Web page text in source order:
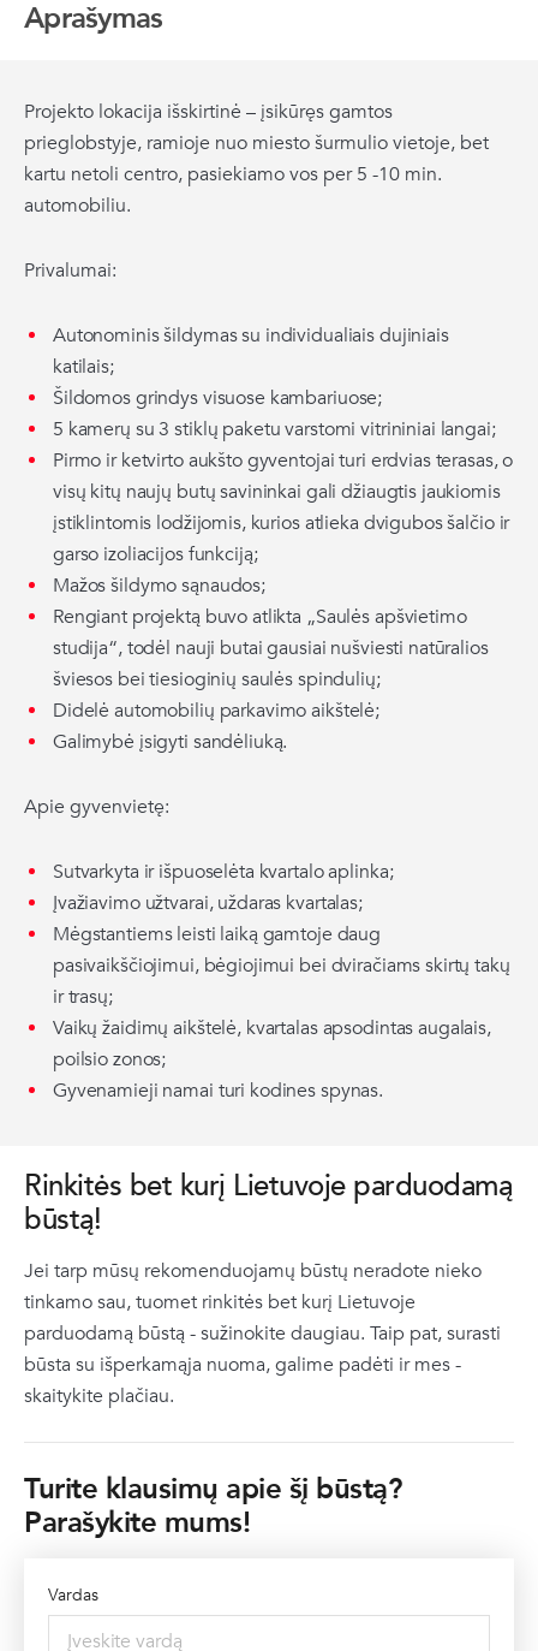
Aprašymas
Projekto lokacija išskirtinė – įsikūręs gamtos
prieglobstyje, ramioje nuo miesto šurmulio vietoje, bet
kartu netoli centro, pasiekiamo vos per 5 -10 min.
automobiliu.
Privalumai:
Autonominis šildymas su individualiais dujiniais
katilais;
Šildomos grindys visuose kambariuose;
5 kamerų su 3 stiklų paketu varstomi vitrininiai langai;
Pirmo ir ketvirto aukšto gyventojai turi erdvias terasas, o
visų kitų naujų butų savininkai gali džiaugtis jaukiomis
įstiklintomis lodžijomis, kurios atlieka dvigubos šalčio ir
garso izoliacijos funkciją;
Mažos šildymo sąnaudos;
Rengiant projektą buvo atlikta „Saulės apšvietimo
studija“, todėl nauji butai gausiai nušviesti natūralios
šviesos bei tiesioginių saulės spindulių;
Didelė automobilių parkavimo aikštelė;
Galimybė įsigyti sandėliuką.
Apie gyvenvietę:
Sutvarkyta ir išpuoselėta kvartalo aplinka;
Įvažiavimo užtvarai, uždaras kvartalas;
Mėgstantiems leisti laiką gamtoje daug
pasivaikščiojimui, bėgiojimui bei dviračiams skirtų takų
ir trasų;
Vaikų žaidimų aikštelė, kvartalas apsodintas augalais,
poilsio zonos;
Gyvenamieji namai turi kodines spynas.
Rinkitės bet kurį Lietuvoje parduodamą
būstą!
Jei tarp mūsų rekomenduojamų būstų neradote nieko
tinkamo sau, tuomet rinkitės bet kurį Lietuvoje
parduodamą būstą -sužinokite daugiau. Taip pat, surasti
būsta su išperkamąja nuoma, galime padėti ir mes -
skaitykite plačiau.
Turite klausimų apie šį būstą?
Parašykite mums!
Vardas